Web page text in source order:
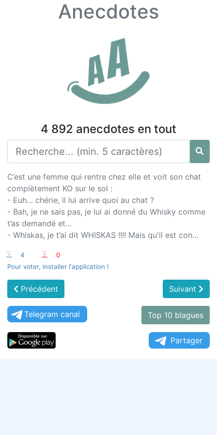
Anecdotes
4 892 anecdotes en tout
C’est une femme qui rentre chez elle et voit son chat
complètement KO sur le sol :
- Euh… chérie, il lui arrive quoi au chat ?
- Bah, je ne sais pas, je lui ai donné du Whisky comme
t’as demandé et…
- Whiskas, je t’ai dit WHISKAS !!!! Mais qu'il est con…
:-) 4 :-(
0
Pour voter, installer l'application !
Précédent Suivant
Telegram canal Top 10 blagues
Partager